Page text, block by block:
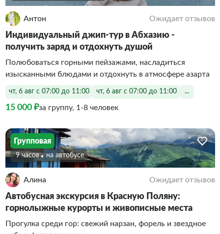
Антон Ожидает отзывов
Индивидуальный джип-тур в Абхазию -
получить заряд и отдохнуть душой
Полюбоваться горными пейзажами, насладиться
изысканными блюдами и отдохнуть в атмосфере азарта
чт, 6 авг с 07:00 до 11:00 чт, 6 авг с 07:00 до 11:00 ...
15 000 ₽за группу, 1-8 человек
Групповая
9 часов На автобусе
Алина Ожидает отзывов
Автобусная экскурсия в Красную Поляну:
горнолыжные курорты и живописные места
Прогулка среди гор: свежий нарзан, форель и звездное